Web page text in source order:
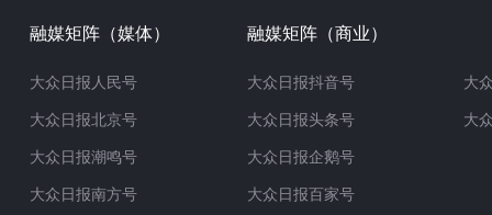
融媒矩阵（媒体）
大众日报人民号
大众日报北京号
大众日报潮鸣号
大众日报南方号
融媒矩阵（商业）
大众日报抖音号
大众日报头条号
大众日报企鹅号
大众日报百家号
大
大